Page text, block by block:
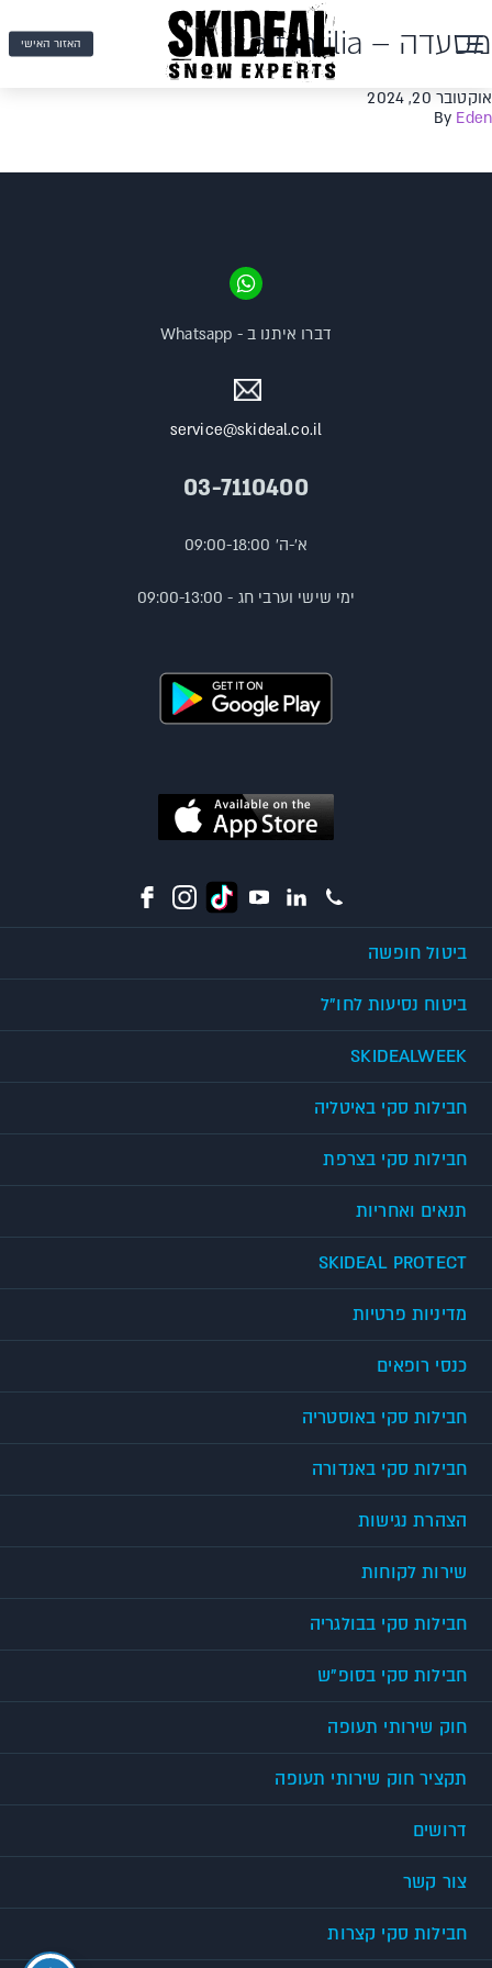
האזור האישי מסעדה – La familia
אוקטובר 20, 2024
By Eden
service@skideal.co.il
03-7110400
א'-ה' 09:00-18:00
ימי שישי וערבי חג - 09:00-13:00
דברו איתנו ב - Whatsapp
ביטול חופשה
ביטוח נסיעות לחו"ל
SKIDEALWEEK
חבילות סקי באיטליה
חבילות סקי בצרפת
תנאים ואחריות
SKIDEAL PROTECT
מדיניות פרטיות
כנסי רופאים
חבילות סקי באוסטריה
חבילות סקי באנדורה
הצהרת נגישות
שירות לקוחות
חבילות סקי בבולגריה
חבילות סקי בסופ"ש
חוק שירותי תעופה
תקציר חוק שירותי תעופה
דרושים
צור קשר
חבילות סקי קצרות